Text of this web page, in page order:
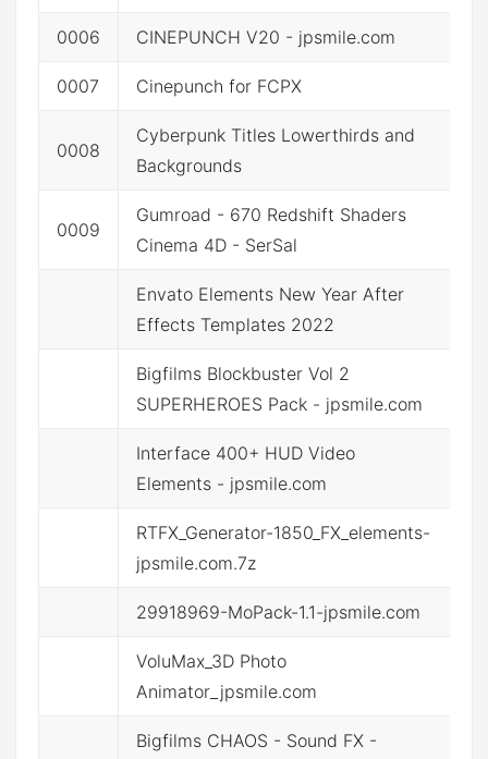
0006 CINEPUNCH V20 - jpsmile.com
0007 Cinepunch for FCPX
0008
Cyberpunk Titles Lowerthirds and
Backgrounds
0009
Gumroad - 670 Redshift Shaders
Cinema 4D - SerSal
Envato Elements New Year After
Effects Templates 2022
Bigfilms Blockbuster Vol 2
SUPERHEROES Pack - jpsmile.com
Interface 400+ HUD Video
Elements - jpsmile.com
RTFX_Generator-1850_FX_elements-
jpsmile.com.7z
29918969-MoPack-1.1-jpsmile.com
VoluMax_3D Photo
Animator_jpsmile.com
Bigfilms CHAOS - Sound FX -